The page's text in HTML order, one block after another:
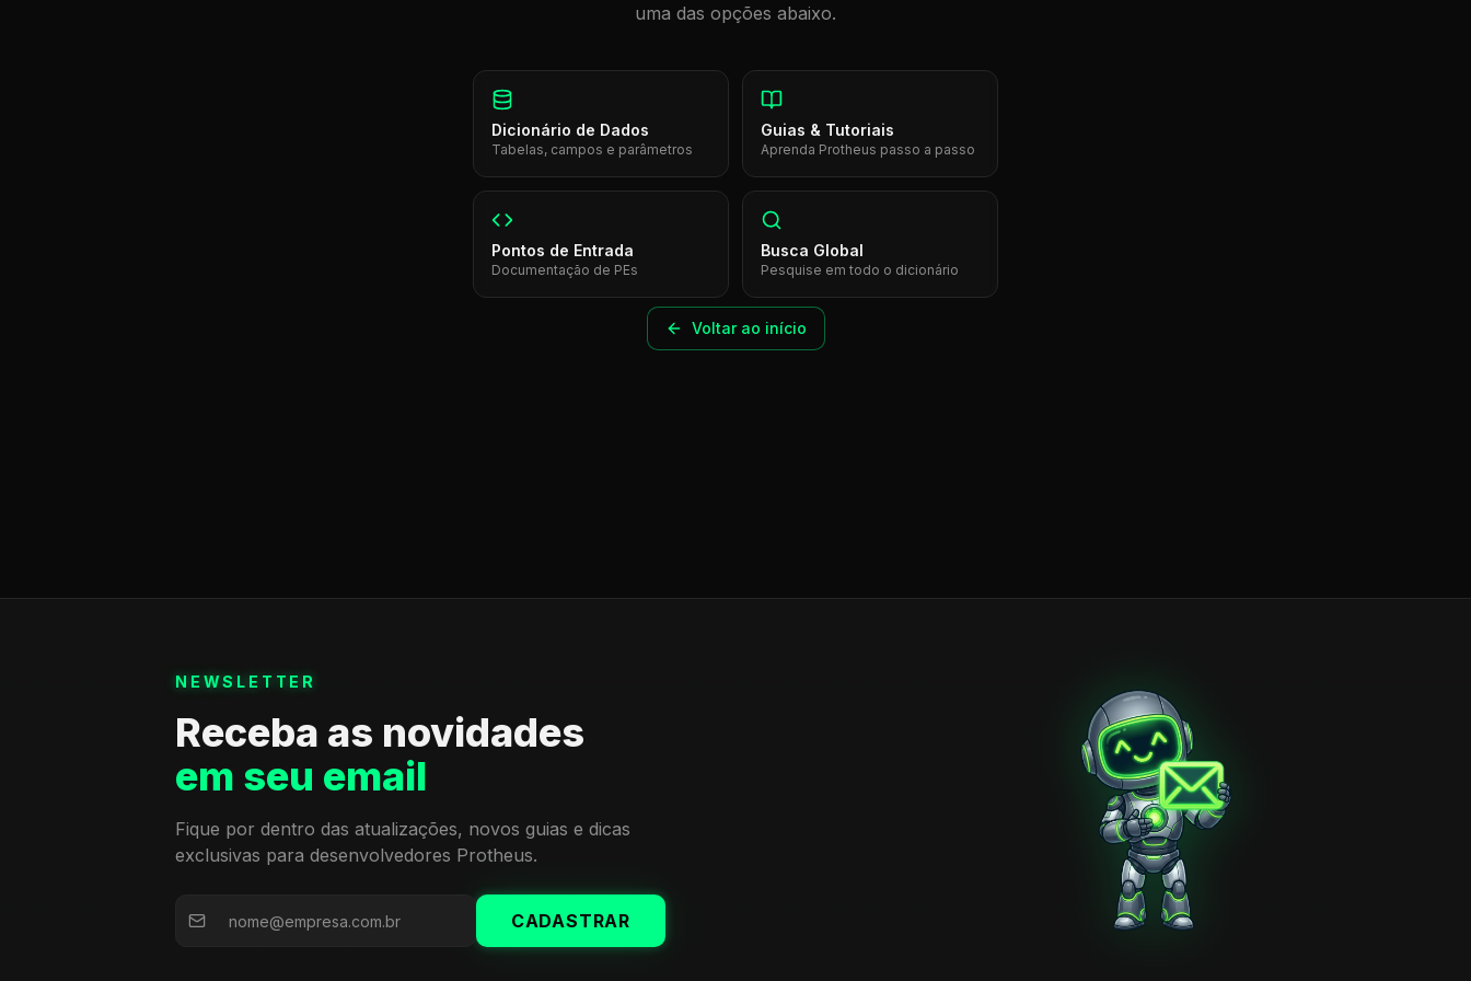
uma das opções abaixo.
Dicionário de Dados
Tabelas, campos e parâmetros
Guias & Tutoriais
Aprenda Protheus passo a passo
Pontos de Entrada
Documentação de PEs
Busca Global
Pesquise em todo o dicionário
Voltar ao início
NEWSLETTER
Receba as novidades
em seu email
Fique por dentro das atualizações, novos guias e dicas
exclusivas para desenvolvedores Protheus.
CADASTRAR